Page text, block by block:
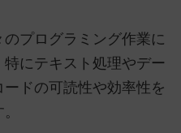
プログラミング作業に
にテキスト処理やデー
ドの可読性や効率性を